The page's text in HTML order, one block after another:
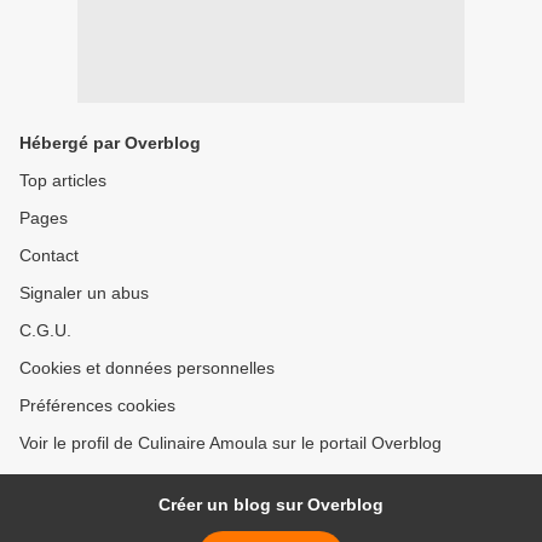
Hébergé par Overblog
Top articles
Pages
Contact
Signaler un abus
C.G.U.
Cookies et données personnelles
Préférences cookies
Voir le profil de Culinaire Amoula sur le portail Overblog
Créer un blog sur Overblog